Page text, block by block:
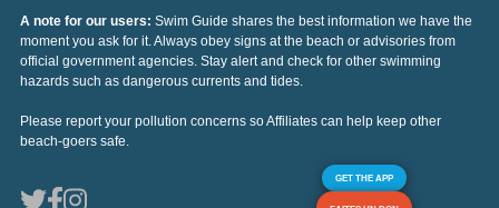
A note for our users: Swim Guide shares the best information we have the
moment you ask for it. Always obey signs at the beach or advisories from
official government agencies. Stay alert and check for other swimming
hazards such as dangerous currents and tides.
Please report your pollution concerns so Affiliates can help keep other
beach-goers safe.
GET THE APP